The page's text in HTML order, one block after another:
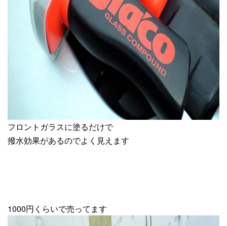
フロントガラスに塗るだけで
撥水効果があるのでよく見えます
1000円くらいで売ってます